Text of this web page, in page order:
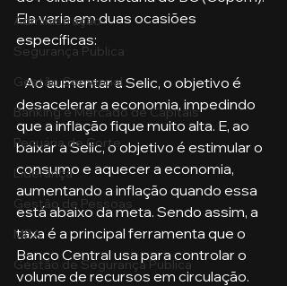
Administração
Segurança Publica
Gestão Comercial
Banking e Mercado de Capitais
Pecuária de Corte
Liderança
Gestão de Pessoas
MBA
Gestão de Segurança Publica
Ela varia em duas ocasiões
específicas:
   Ao aumentar a Selic, o objetivo é
desacelerar a economia, impedindo
que a inflação fique muito alta. E, ao
baixar a Selic, o objetivo é estimular o
consumo e aquecer a economia,
aumentando a inflação quando essa
está abaixo da meta. Sendo assim, a
taxa é a principal ferramenta que o
Banco Central usa para controlar o
volume de recursos em circulação.